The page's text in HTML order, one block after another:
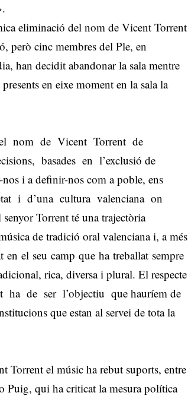
eliminació del nom de Vicent Torrent
però cinc membres del Ple, en
han decidit abandonar la sala mentre
en eixe moment en la sala la
nom de Vicent Torrent de
basades en l’exclusió de
i a definir-nos com a poble, ens
i d’una cultura valenciana on
Torrent té una trajectòria
de tradició oral valenciana i, a més
en el seu camp que ha treballat sempre
rica, diversa i plural. El respecte
de ser l’objectiu que hauríem de
que estan al servei de tota la
Torrent el músic ha rebut suports, entre
Puig, qui ha criticat la mesura política